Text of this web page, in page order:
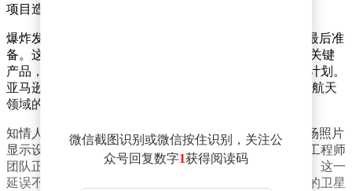
项目造成沉重打击。
爆炸发生时，蓝色起源正为“新格伦”火箭的首次发射做最后准
备。这款重型运载火箭被视为蓝色起源与SpaceX竞争的关键
产品，其发射延误将直接影响亚马逊的卫星互联网部署计划。
亚马逊与蓝色起源同属杰夫·贝佐斯的商业帝国，两者在航天
领域的布局被视为对马斯克旗下SpaceX的直接挑战。
知情人士描述，发射台在爆炸中“几乎被彻底摧毁”，现场照片
显示设施结构严重变形，部分设备完全损毁。蓝色起源工程师
团队正在评估损失，但初步判断重建工作需要数月时间。这一
延误不仅打乱了蓝色起源自身的研发节奏，也让亚马逊的卫星
微信截图识别或微信按住识别，关注公
众号回复数字1获得阅读码